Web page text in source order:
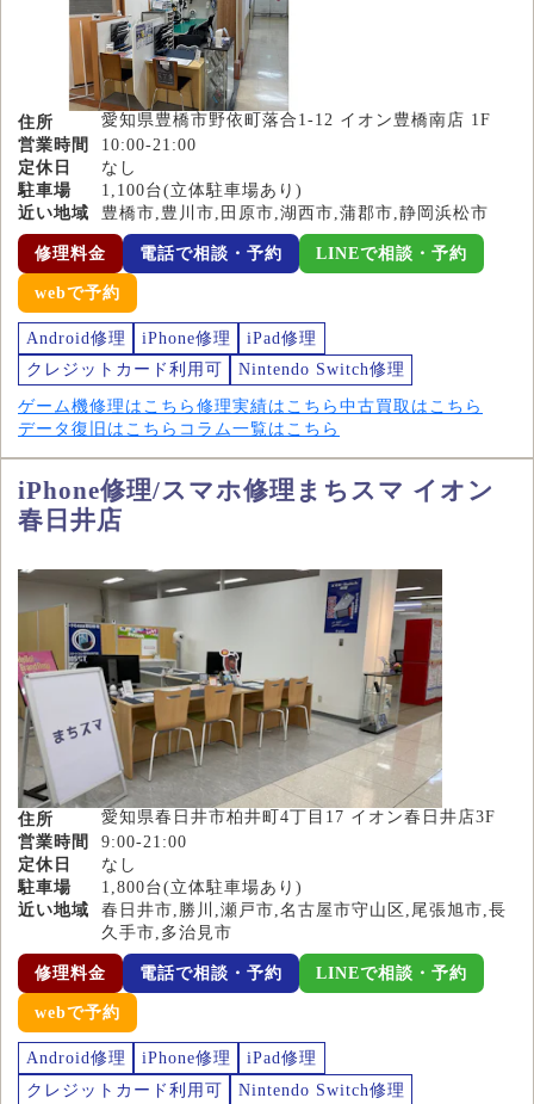
住所
愛知県豊橋市野依町落合1-12 イオン豊橋南店 1F
営業時間
10:00-21:00
定休日
なし
駐車場
1,100台(立体駐車場あり)
近い地域
豊橋市,豊川市,田原市,湖西市,蒲郡市,静岡浜松市
修理料金 電話で相談・予約 LINEで相談・予約
webで予約
Android修理 iPhone修理
iPad修理
クレジットカード利用可
Nintendo Switch修理
ゲーム機修理はこちら 修理実績はこちら 中古買取はこちら
データ復旧はこちら コラム一覧はこちら
iPhone修理/スマホ修理まちスマ イオン
春日井店
住所
愛知県春日井市柏井町4丁目17 イオン春日井店3F
営業時間
9:00-21:00
定休日
なし
駐車場
1,800台(立体駐車場あり)
近い地域
春日井市,勝川,瀬戸市,名古屋市守山区,尾張旭市,長
久手市,多治見市
修理料金 電話で相談・予約 LINEで相談・予約
webで予約
Android修理 iPhone修理
iPad修理
クレジットカード利用可
Nintendo Switch修理